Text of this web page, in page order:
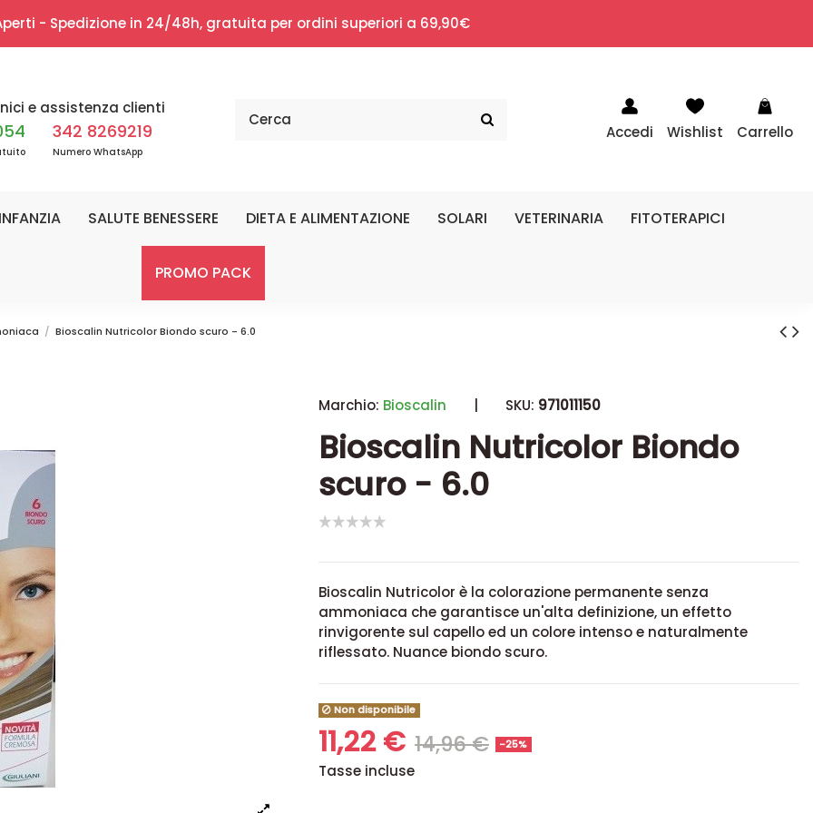
- Spedizione in 24/48h, gratuita per ordini superiori a 69,90€
e assistenza clienti
342 8269219
Numero WhatsApp
Accedi Wishlist Carrello
SALUTE BENESSERE DIETA E ALIMENTAZIONE SOLARI VETERINARIA FITOTERAPICI
PROMO PACK
Bioscalin Nutricolor Biondo scuro - 6.0
Marchio: Bioscalin | SKU: 971011150
Bioscalin Nutricolor Biondo
scuro - 6.0
Bioscalin Nutricolor è la colorazione permanente senza
ammoniaca che garantisce un'alta definizione, un effetto
rinvigorente sul capello ed un colore intenso e naturalmente
riflessato. Nuance biondo scuro.
Non disponibile
11,22 € 14,96 € -25%
Tasse incluse